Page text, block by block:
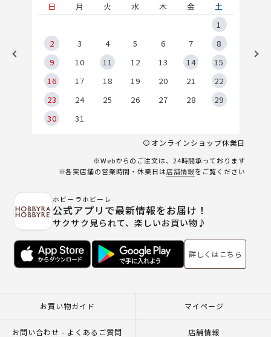
日
月 火 水 木 金
土
1
2
3 4 5 6 7
8
9
10 11 12 13 14
15
16
17 18 19 20 21
22
23
24 25 26 27 28
29
30
31
オンラインショップ休業日
※Webからのご注文は、24時間承っております
※各実店舗の営業時間・休業日は店舗情報をご覧ください
ホビーラホビーレ
公式アプリで最新情報をお届け！
サクサク見られて、楽しいお買い物♪
詳しくはこちら
お買い物ガイド マイページ
お問い合わせ - よくあるご質問 店舗情報